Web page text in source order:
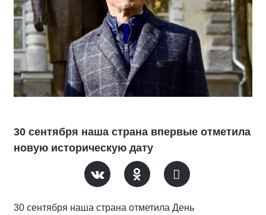
30 сентября наша страна впервые отметила
новую историческую дату
30 сентября наша страна отметила День